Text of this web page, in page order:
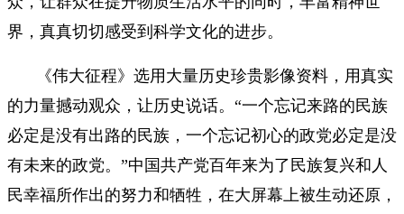
界，真真切切感受到科学文化的进步。
《伟大征程》选用大量历史珍贵影像资料，用真实
的力量撼动观众，让历史说话。“一个忘记来路的民族
必定是没有出路的民族，一个忘记初心的政党必定是没
有未来的政党。”中国共产党百年来为了民族复兴和人
民幸福所作出的努力和牺牲，在大屏幕上被生动还原，